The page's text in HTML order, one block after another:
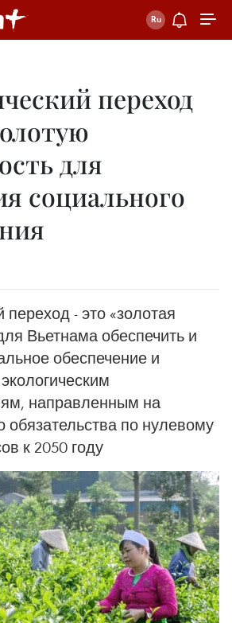
переход
для
социального
переход - это «золотая
Вьетнама обеспечить и
обеспечение и
направленным на
обязательства по нулевому
к 2050 году